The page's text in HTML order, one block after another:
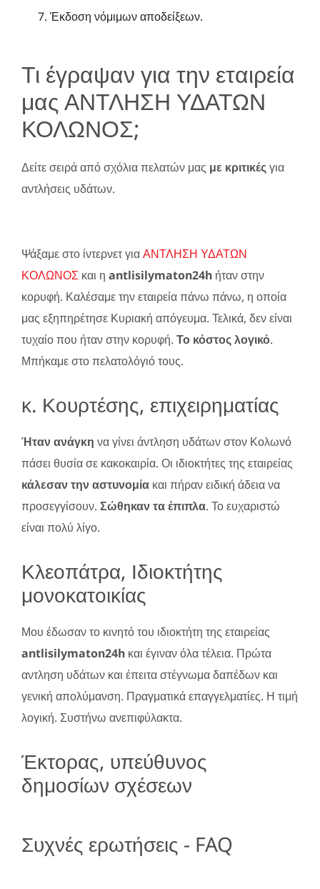
Έκδοση νόμιμων αποδείξεων.
Τι έγραψαν για την εταιρεία
μας ΑΝΤΛΗΣΗ ΥΔΑΤΩΝ
ΚΟΛΩΝΟΣ;
Δείτε σειρά από σχόλια πελατών μας με κριτικέςγια
αντλήσεις υδάτων.
Ψάξαμε στο ίντερνετ γιαΑΝΤΛΗΣΗ ΥΔΑΤΩΝ
ΚΟΛΩΝΟΣ και η antlisilymaton24h ήταν στην
κορυφή. Καλέσαμε την εταιρεία πάνω πάνω, η οποία
μας εξηπηρέτησε Κυριακή απόγευμα. Τελικά, δεν είναι
τυχαίο που ήταν στην κορυφή. Το κόστος λογικό.
Μπήκαμε στο πελατολόγιό τους.
κ. Κουρτέσης, επιχειρηματίας
Ήταν ανάγκη να γίνει άντληση υδάτων στον Κολωνό
πάσει θυσία σε κακοκαιρία. Οι ιδιοκτήτες της εταιρείας
κάλεσαν την αστυνομία και πήραν ειδική άδεια να
προσεγγίσουν. Σώθηκαν τα έπιπλα. Το ευχαριστώ
είναι πολύ λίγο.
Κλεοπάτρα, Ιδιοκτήτης
μονοκατοικίας
Μου έδωσαν το κινητό του ιδιοκτήτη της εταιρείας
antlisilymaton24h και έγιναν όλα τέλεια. Πρώτα
αντληση υδάτων και έπειτα στέγνωμα δαπέδων και
γενική απολύμανση. Πραγματικά επαγγελματίες. Η τιμή
λογική. Συστήνω ανεπιφύλακτα.
Έκτορας, υπεύθυνος
δημοσίων σχέσεων
Συχνές ερωτήσεις - FAQ